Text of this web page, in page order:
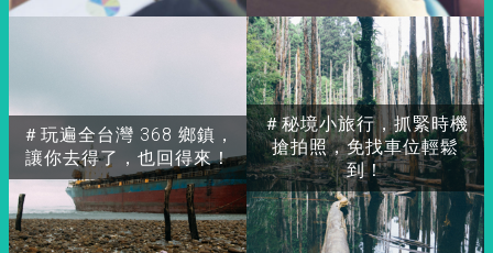
＃玩遍全台灣 368 鄉鎮，
讓你去得了，也回得來！
＃秘境小旅行，抓緊時機
搶拍照，免找車位輕鬆
到！